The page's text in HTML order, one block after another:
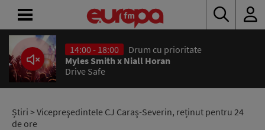
14:00 - 18:00
Drum cu prioritate
Myles Smith x Niall Horan
Drive Safe
Știri > Vicepreşedintele CJ Caraş-Severin, reținut pentru 24
de ore
ACASĂ
ȘTIRI
RADIO